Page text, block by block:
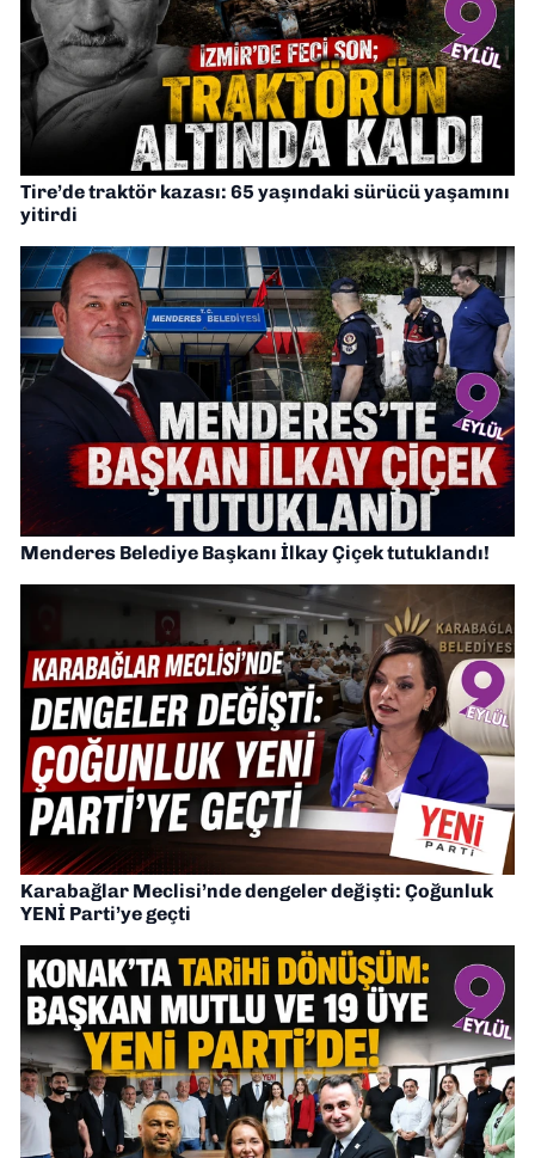
Tire’de traktör kazası: 65 yaşındaki sürücü yaşamını
yitirdi
Menderes Belediye Başkanı İlkay Çiçek tutuklandı!
Karabağlar Meclisi’nde dengeler değişti: Çoğunluk
YENİ Parti’ye geçti